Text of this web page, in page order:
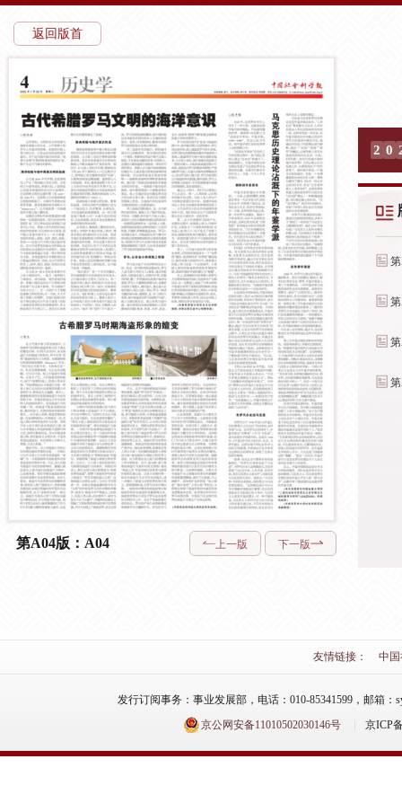
返回版首
第A04版：A04 上一版 下一版
2 0
友情链接： 中
发行订阅事务：事业发展部，电话：010-85341599，邮箱：
京公网安备11010502030146号
京ICP